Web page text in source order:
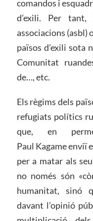
comandos i
d’exili. Per
associacions (asbl)
països d’exili sota
Comunitat
de…, etc.
Els règims dels
refugiats polítics
que, en
Paul Kagame enviï
per a matar als
no només són
humanitat, sinó
davant l’opinió